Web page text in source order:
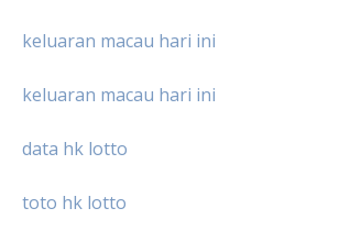
keluaran macau hari ini
keluaran macau hari ini
data hk lotto
toto hk lotto